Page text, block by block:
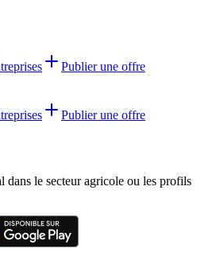
Publier une offre
Publier une offre
dans le secteur agricole ou les profils